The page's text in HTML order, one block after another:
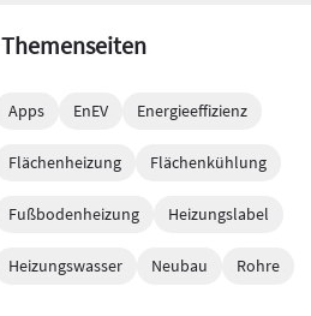
Themenseiten
Apps EnEV Energieeffizienz
Flächenheizung Flächenkühlung
Fußbodenheizung Heizungslabel
Heizungswasser Neubau Rohre